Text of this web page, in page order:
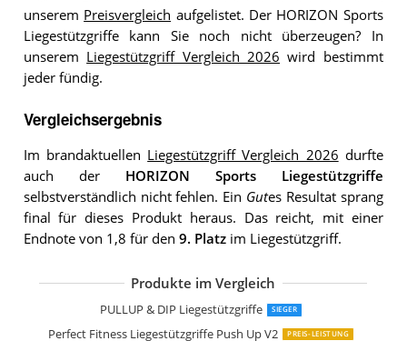
unserem Preisvergleich aufgelistet. Der HORIZON Sports
Liegestützgriffe kann Sie noch nicht überzeugen? In
unserem Liegestützgriff Vergleich 2026 wird bestimmt
jeder fündig.
Vergleichsergebnis
Im brandaktuellen Liegestützgriff Vergleich 2026 durfte
auch der HORIZON Sports Liegestützgriffe
selbstverständlich nicht fehlen. Ein Gutes Resultat sprang
final für dieses Produkt heraus. Das reicht, mit einer
Endnote von 1,8 für den 9. Platzim Liegestützgriff.
Produkte im Vergleich
PULLUP & DIP Liegestützgriffe SIEGER
Perfect Fitness Liegestützgriffe Push Up V2 PREIS-LEISTUNG
PULLUP & DIP Liegestützgriffe
SONGMICS Liegestützgriffe SPU82S
Nike Liegestützgriffe 2.0
Adidas Liegestützgriffe
Winline Liegestützgriffe
SportyAnis Liegestützgriffe
PROIRON Liegestützgriffe
adidas Liegestützgriffe AD-12231
GORILLA SPORTS Liegestützgriffe
Readaeer Liegestützgriffe
Schildkröt Fitness Liegestützgriffe
SONGMICS Liegestützgriffe
5BILLION Liegestützgriffe
SportPlus Liegestützgriffe SP-PUB-004